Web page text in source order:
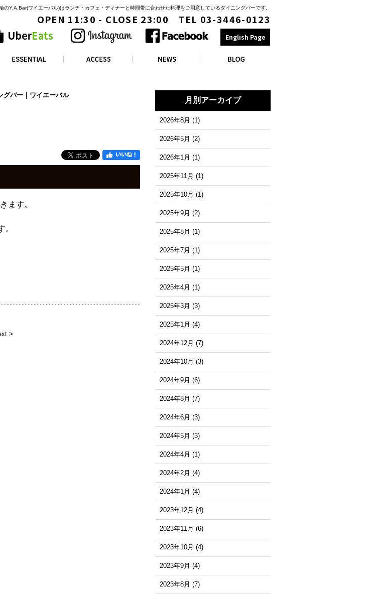
のY.A.Bar(ワイエーバル)はランチ・カフェ・ディナーと時間帯に合わせた料理をご用意しているダイニングバーです。
OPEN 11:30 - CLOSE 23:00 TEL 03-3446-0123
English Page
月別アーカイブ
2026年8月 (1)
2026年5月 (2)
2026年1月 (1)
2025年11月 (1)
2025年10月 (1)
2025年9月 (2)
2025年8月 (1)
2025年7月 (1)
2025年5月 (1)
2025年4月 (1)
2025年3月 (3)
2025年1月 (4)
2024年12月 (7)
2024年10月 (3)
2024年9月 (6)
2024年8月 (7)
2024年6月 (3)
2024年5月 (3)
2024年4月 (1)
2024年2月 (4)
2024年1月 (4)
2023年12月 (4)
2023年11月 (6)
2023年10月 (4)
2023年9月 (4)
2023年8月 (7)
グバー｜ワイエーバル
ます。
。
>